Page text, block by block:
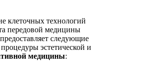
клеточных технологий
передовой медицины
следующие
эстетической и
медицины: